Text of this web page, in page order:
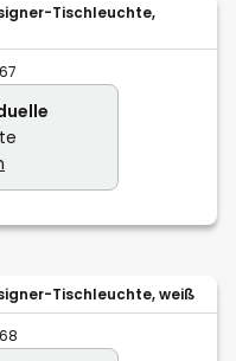
Tischleuchte,
Tischleuchte, weiß